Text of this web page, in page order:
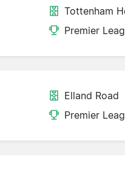
Tottenham
Premier
Elland Road
Premier